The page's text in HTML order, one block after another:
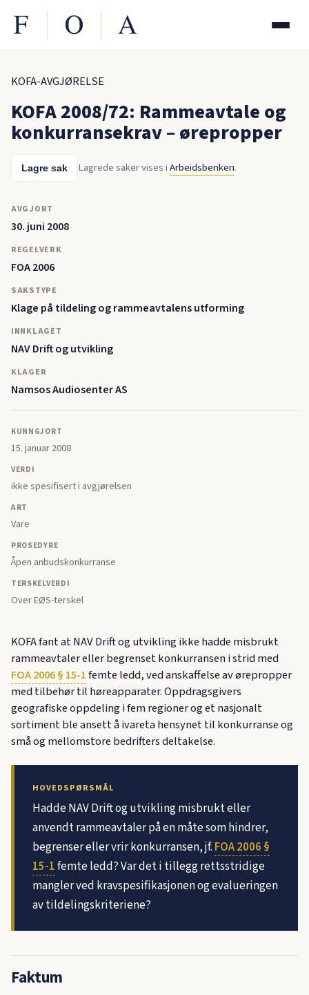
KOFA-AVGJØRELSE
KOFA 2008/72: Rammeavtale og
konkurransekrav – ørepropper
Lagre sak Lagrede saker vises iArbeidsbenken.
AVGJORT
30. juni 2008
REGELVERK
FOA 2006
SAKSTYPE
Klage på tildeling og rammeavtalens utforming
INNKLAGET
NAV Drift og utvikling
KLAGER
Namsos Audiosenter AS
KUNNGJORT
15. januar 2008
VERDI
ikke spesifisert i avgjørelsen
ART
Vare
PROSEDYRE
Åpen anbudskonkurranse
TERSKELVERDI
Over EØS-terskel
KOFA fant at NAV Drift og utvikling ikke hadde misbrukt
rammeavtaler eller begrenset konkurransen i strid med
FOA 2006 § 15-1femte ledd, ved anskaffelse av ørepropper
med tilbehør til høreapparater. Oppdragsgivers
geografiske oppdeling i fem regioner og et nasjonalt
sortiment ble ansett å ivareta hensynet til konkurranse og
små og mellomstore bedrifters deltakelse.
HOVEDSPØRSMÅL
Hadde NAV Drift og utvikling misbrukt eller
anvendt rammeavtaler på en måte som hindrer,
begrenser eller vrir konkurransen, jf. FOA 2006 §
15-1femte ledd? Var det i tillegg rettsstridige
mangler ved kravspesifikasjonen og evalueringen
av tildelingskriteriene?
Faktum